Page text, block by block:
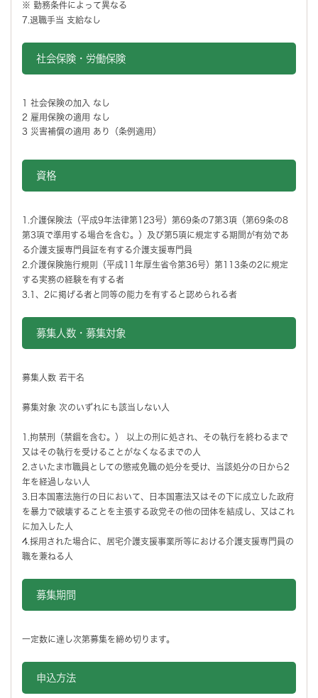
※ 勤務条件によって異なる
7.退職手当 支給なし
社会保険・労働保険
1 社会保険の加入 なし
2 雇用保険の適用 なし
3 災害補償の適用 あり（条例適用）
資格
1.介護保険法（平成9年法律第123号）第69条の7第3項（第69条の8
第3項で準用する場合を含む。）及び第5項に規定する期間が有効であ
る介護支援専門員証を有する介護支援専門員
2.介護保険施行規則（平成11年厚生省令第36号）第113条の2に規定
する実務の経験を有する者
3.1、2に掲げる者と同等の能力を有すると認められる者
募集人数・募集対象
募集人数 若干名
募集対象 次のいずれにも該当しない人
1.拘禁刑（禁錮を含む。） 以上の刑に処され、その執行を終わるまで
又はその執行を受けることがなくなるまでの人
2.さいたま市職員としての懲戒免職の処分を受け、当該処分の日から2
年を経過しない人
3.日本国憲法施行の日において、日本国憲法又はその下に成立した政府
を暴力で破壊することを主張する政党その他の団体を結成し、又はこれ
に加入した人
4.採用された場合に、居宅介護支援事業所等における介護支援専門員の
職を兼ねる人
募集期間
一定数に達し次第募集を締め切ります。
申込方法